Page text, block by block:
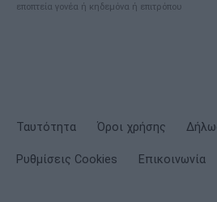
εποπτεία γονέα ή κηδεμόνα ή επιτρόπου
Ταυτότητα Όροι χρήσης
Ρυθμίσεις Cookies Επικοινωνία